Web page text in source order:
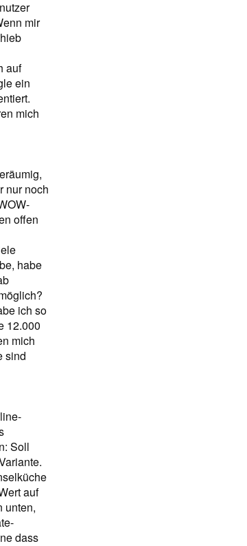
mir
auf
ein
mich
nur noch
offen
habe
ich so
12.000
mich
sind
Soll
auf
unten,
dass